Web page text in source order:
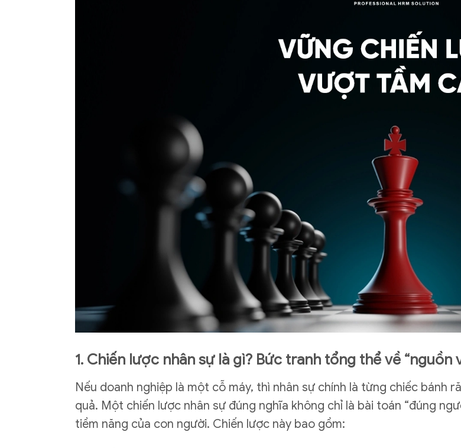
1. Chiến lược nhân sự là gì? Bức tranh tổng thể về “nguồn
Nếu doanh nghiệp là một cỗ máy, thì nhân sự chính là từng chiếc bánh
quả. Một chiến lược nhân sự đúng nghĩa không chỉ là bài toán “đúng
tiềm năng của con người. Chiến lược này bao gồm: